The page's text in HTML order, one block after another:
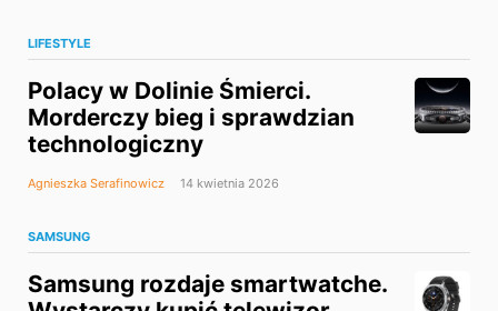
LIFESTYLE
Polacy w Dolinie Śmierci.
Morderczy bieg i sprawdzian
technologiczny
Agnieszka Serafinowicz 14 kwietnia 2026
SAMSUNG
Samsung rozdaje smartwatche.